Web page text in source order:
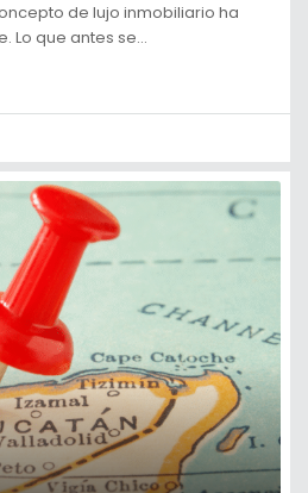
de lujo inmobiliario ha
Lo que antes se...